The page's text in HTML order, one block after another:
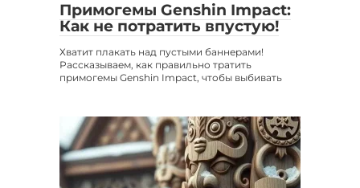
Примогемы Genshin Impact:
Как не потратить впустую!
Хватит плакать над пустыми баннерами!
Рассказываем, как правильно тратить
примогемы Genshin Impact, чтобы выбивать